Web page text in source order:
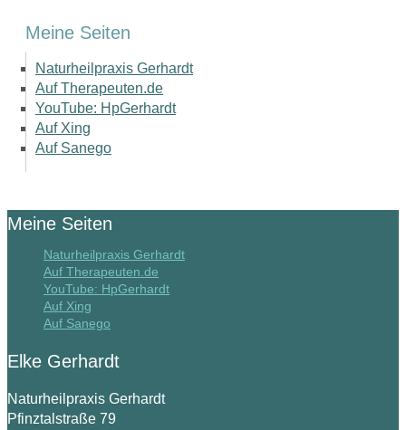
Meine Seiten
Naturheilpraxis Gerhardt
Auf Therapeuten.de
YouTube: HpGerhardt
Auf Xing
Auf Sanego
Meine Seiten
Naturheilpraxis Gerhardt
Auf Therapeuten.de
YouTube: HpGerhardt
Auf Xing
Auf Sanego
Elke Gerhardt
Naturheilpraxis Gerhardt
Pfinztalstraße 79